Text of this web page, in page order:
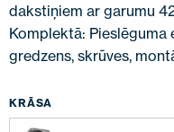
dakstiņiem ar garumu
Komplektā:
gredzens, skrūves,
KRĀSA